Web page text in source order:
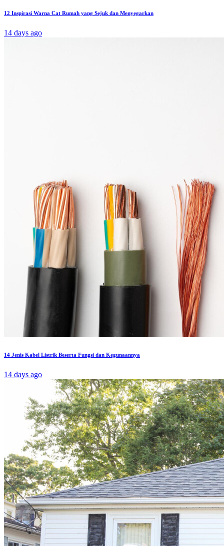
12 Inspirasi Warna Cat Rumah yang Sejuk dan Menyegarkan
14 days ago
14 Jenis Kabel Listrik Beserta Fungsi dan Kegunaannya
14 days ago